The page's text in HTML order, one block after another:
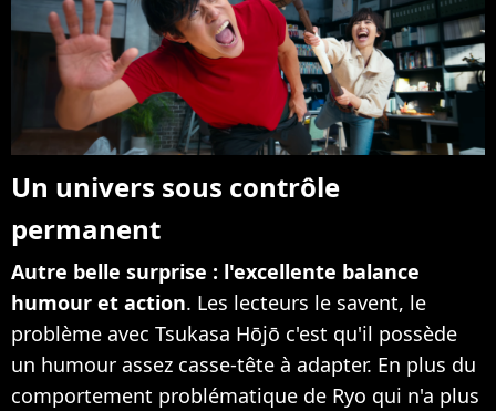
Un univers sous contrôle
permanent
Autre belle surprise : l'excellente balance
humour et action. Les lecteurs le savent, le
problème avec Tsukasa Hōjō c'est qu'il possède
un humour assez casse-tête à adapter. En plus du
comportement problématique de Ryo qui n'a plus